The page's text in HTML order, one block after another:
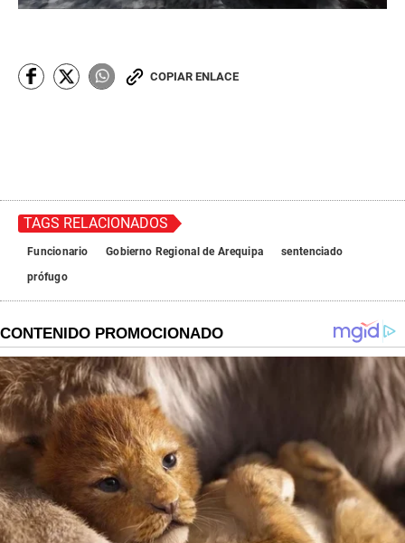
COPIAR ENLACE
TAGS RELACIONADOS
Funcionario Gobierno Regional de Arequipa
sentenciado
prófugo